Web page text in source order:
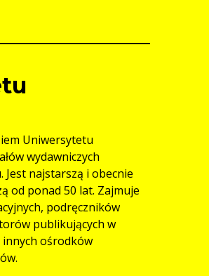
Uniwersytetu
wydawniczych
Jest najstarszą i obecnie
od ponad 50 lat. Zajmuje
podręczników
publikujących w
innych ośrodków